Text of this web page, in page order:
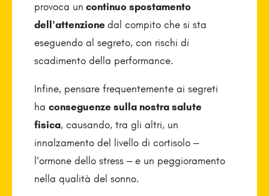
provoca un continuo spostamento
dell’attenzione dal compito che si sta
eseguendo al segreto, con rischi di
scadimento della performance.
Infine, pensare frequentemente ai segreti
ha conseguenze sulla nostra salute
fisica, causando, tra gli altri, un
innalzamento del livello di cortisolo –
l’ormone dello stress – e un peggioramento
nella qualità del sonno.